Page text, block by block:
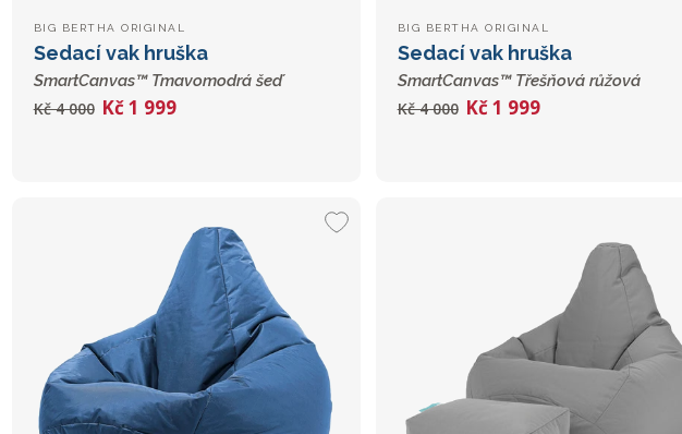
BIG BERTHA ORIGINAL
Sedací vak hruška
SmartCanvas™ Tmavomodrá šeď
Kč 4 000 Kč 1 999
BIG BERTHA ORIGINAL
Sedací vak hruška
SmartCanvas™ Třešňová růžová
Kč 4 000 Kč 1 999